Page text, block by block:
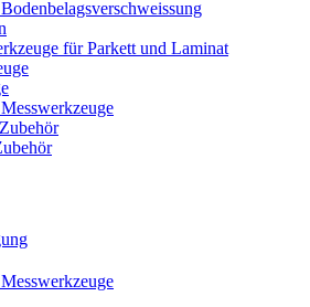
für Parkett und Laminat